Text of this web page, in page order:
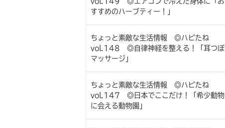
すすめのハーブティー！」
ちょっと素敵な生活情報 ◎ハピたね
vol.148 ◎自律神経を整える！「耳つぼ
マッサージ」
ちょっと素敵な生活情報 ◎ハピたね
vol.147 ◎日本でここだけ！「希少動物
に会える動物園」